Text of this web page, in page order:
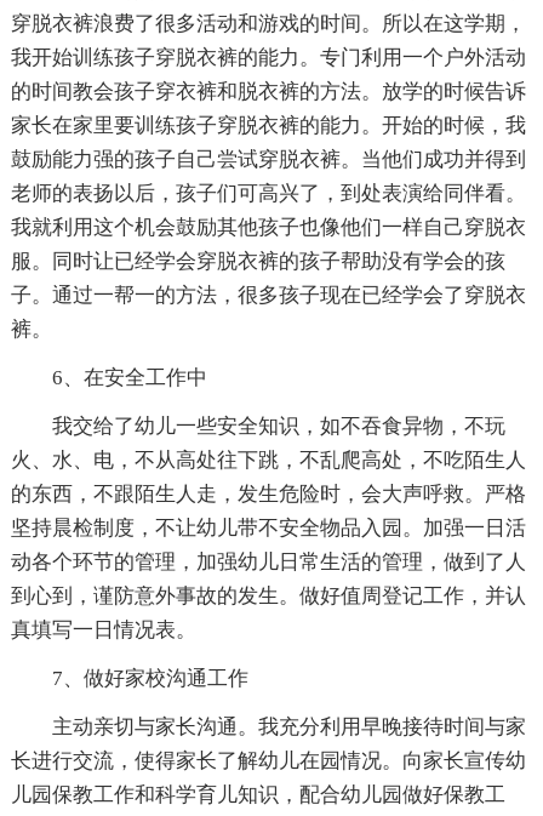
穿脱衣裤浪费了很多活动和游戏的时间。所以在这学期，
我开始训练孩子穿脱衣裤的能力。专门利用一个户外活动
的时间教会孩子穿衣裤和脱衣裤的方法。放学的时候告诉
家长在家里要训练孩子穿脱衣裤的能力。开始的时候，我
鼓励能力强的孩子自己尝试穿脱衣裤。当他们成功并得到
老师的表扬以后，孩子们可高兴了，到处表演给同伴看。
我就利用这个机会鼓励其他孩子也像他们一样自己穿脱衣
服。同时让已经学会穿脱衣裤的孩子帮助没有学会的孩
子。通过一帮一的方法，很多孩子现在已经学会了穿脱衣
裤。
6、在安全工作中
我交给了幼儿一些安全知识，如不吞食异物，不玩
火、水、电，不从高处往下跳，不乱爬高处，不吃陌生人
的东西，不跟陌生人走，发生危险时，会大声呼救。严格
坚持晨检制度，不让幼儿带不安全物品入园。加强一日活
动各个环节的管理，加强幼儿日常生活的管理，做到了人
到心到，谨防意外事故的发生。做好值周登记工作，并认
真填写一日情况表。
7、做好家校沟通工作
主动亲切与家长沟通。我充分利用早晚接待时间与家
长进行交流，使得家长了解幼儿在园情况。向家长宣传幼
儿园保教工作和科学育儿知识，配合幼儿园做好保教工